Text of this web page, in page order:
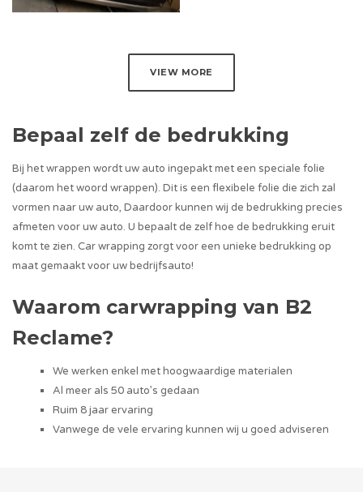
VIEW MORE
Bepaal zelf de bedrukking
Bij het wrappen wordt uw auto ingepakt met een speciale folie
(daarom het woord wrappen). Dit is een flexibele folie die zich zal
vormen naar uw auto, Daardoor kunnen wij de bedrukking precies
afmeten voor uw auto. U bepaalt de zelf hoe de bedrukking eruit
komt te zien. Car wrapping zorgt voor een unieke bedrukking op
maat gemaakt voor uw bedrijfsauto!
Waarom carwrapping van B2
Reclame?
We werken enkel met hoogwaardige materialen
Al meer als 50 auto’s gedaan
Ruim 8 jaar ervaring
Vanwege de vele ervaring kunnen wij u goed adviseren